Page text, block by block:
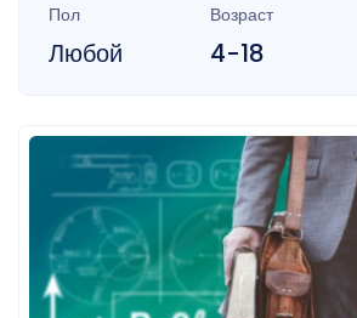
Пол
Любой
Возраст
4-18